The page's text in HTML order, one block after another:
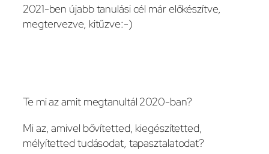
2021-ben újabb tanulási cél már előkészítve,
megtervezve, kitűzve:-)
Te mi az amit megtanultál 2020-ban?
Mi az, amivel bővítetted, kiegészítetted,
mélyítetted tudásodat, tapasztalatodat?